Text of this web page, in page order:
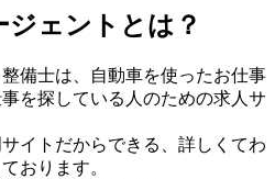
ェントとは？
備士は、自動車を使ったお仕事
を探している人のための求人サ
イトだからできる、詳しくてわ
おります。